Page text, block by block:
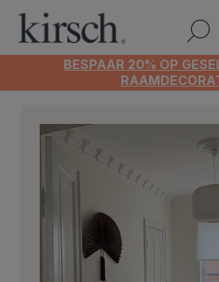
BESPAAR 20% OP